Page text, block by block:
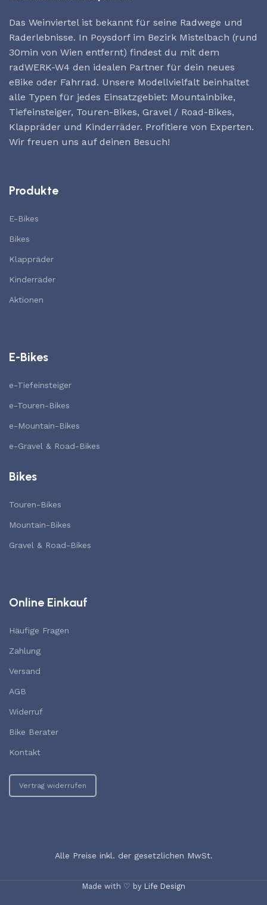
Das Weinviertel ist bekannt für seine Radwege und
Raderlebnisse. In Poysdorf im Bezirk Mistelbach (rund
30min von Wien entfernt) findest du mit dem
radWERK-W4 den idealen Partner für dein neues
eBike oder Fahrrad. Unsere Modellvielfalt beinhaltet
alle Typen für jedes Einsatzgebiet: Mountainbike,
Tiefeinsteiger, Touren-Bikes, Gravel / Road-Bikes,
Klappräder und Kinderräder. Profitiere von Experten.
Wir freuen uns auf deinen Besuch!
Produkte
E-Bikes
Bikes
Klappräder
Kinderräder
Aktionen
E-Bikes
e-Tiefeinsteiger
e-Touren-Bikes
e-Mountain-Bikes
e-Gravel & Road-Bikes
Bikes
Touren-Bikes
Mountain-Bikes
Gravel & Road-Bikes
Online Einkauf
Häufige Fragen
Zahlung
Versand
AGB
Widerruf
Bike Berater
Kontakt
Vertrag widerrufen
Alle Preise inkl. der gesetzlichen MwSt.
Made with ♡ by Life Design